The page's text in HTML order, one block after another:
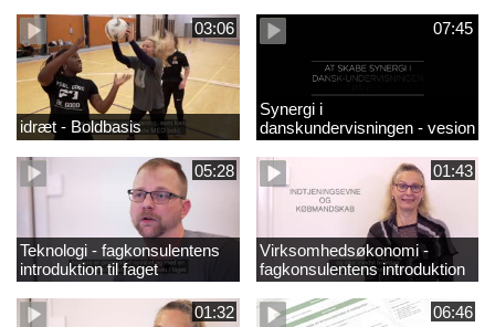
03:06
idræt - Boldbasis
07:45
Synergi i
danskundervisningen - vesion
2
05:28
Teknologi - fagkonsulentens
introduktion til faget
01:43
Virksomhedsøkonomi -
fagkonsulentens introduktion
til faget
01:32
06:46